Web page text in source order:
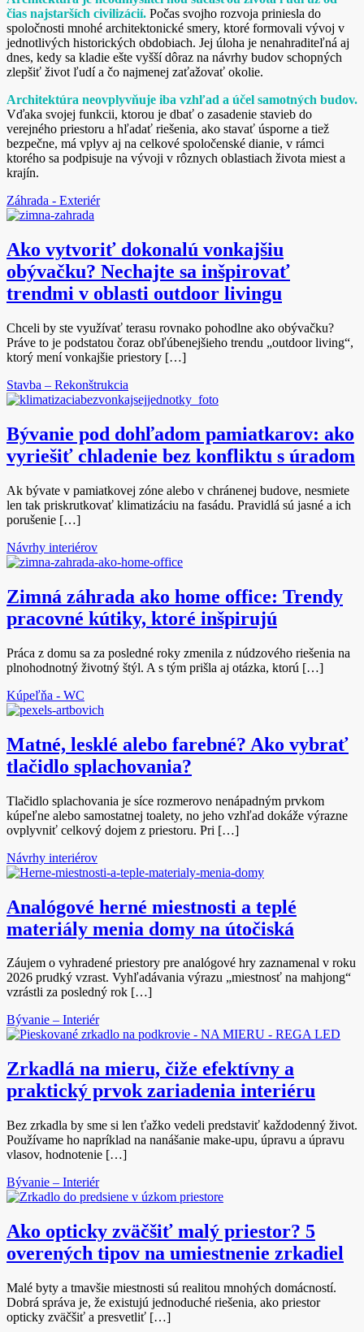
čias najstarších civilizácií. Počas svojho rozvoja priniesla do
spoločnosti mnohé architektonické smery, ktoré formovali vývoj v
jednotlivých historických obdobiach. Jej úloha je nenahraditeľná aj
dnes, kedy sa kladie ešte vyšší dôraz na návrhy budov schopných
zlepšiť život ľudí a čo najmenej zaťažovať okolie.
Architektúra neovplyvňuje iba vzhľad a účel samotných budov.
Vďaka svojej funkcii, ktorou je dbať o zasadenie stavieb do
verejného priestoru a hľadať riešenia, ako stavať úsporne a tiež
bezpečne, má vplyv aj na celkové spoločenské dianie, v rámci
ktorého sa podpisuje na vývoji v rôznych oblastiach života miest a
krajín.
Záhrada - Exteriér
Ako vytvoriť dokonalú vonkajšiu
obývačku? Nechajte sa inšpirovať
trendmi v oblasti outdoor livingu
Chceli by ste využívať terasu rovnako pohodlne ako obývačku?
Práve to je podstatou čoraz obľúbenejšieho trendu „outdoor living“,
ktorý mení vonkajšie priestory […]
Stavba – Rekonštrukcia
Bývanie pod dohľadom pamiatkarov: ako
vyriešiť chladenie bez konfliktu s úradom
Ak bývate v pamiatkovej zóne alebo v chránenej budove, nesmiete
len tak priskrutkovať klimatizáciu na fasádu. Pravidlá sú jasné a ich
porušenie […]
Návrhy interiérov
Zimná záhrada ako home office: Trendy
pracovné kútiky, ktoré inšpirujú
Práca z domu sa za posledné roky zmenila z núdzového riešenia na
plnohodnotný životný štýl. A s tým prišla aj otázka, ktorú […]
Kúpeľňa - WC
Matné, lesklé alebo farebné? Ako vybrať
tlačidlo splachovania?
Tlačidlo splachovania je síce rozmerovo nenápadným prvkom
kúpeľne alebo samostatnej toalety, no jeho vzhľad dokáže výrazne
ovplyvniť celkový dojem z priestoru. Pri […]
Návrhy interiérov
Analógové herné miestnosti a teplé
materiály menia domy na útočiská
Záujem o vyhradené priestory pre analógové hry zaznamenal v roku
2026 prudký vzrast. Vyhľadávania výrazu „miestnosť na mahjong“
vzrástli za posledný rok […]
Bývanie – Interiér
Zrkadlá na mieru, čiže efektívny a
praktický prvok zariadenia interiéru
Bez zrkadla by sme si len ťažko vedeli predstaviť každodenný život.
Používame ho napríklad na nanášanie make-upu, úpravu a úpravu
vlasov, hodnotenie […]
Bývanie – Interiér
Ako opticky zväčšiť malý priestor? 5
overených tipov na umiestnenie zrkadiel
Malé byty a tmavšie miestnosti sú realitou mnohých domácností.
Dobrá správa je, že existujú jednoduché riešenia, ako priestor
opticky zväčšiť a presvetliť […]